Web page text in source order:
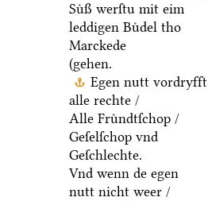
Suͤß werſtu mit eim
leddigen Buͤdel tho
Marckede
(gehen.
Egen nutt vordryfft
alle rechte /
Alle Fruͤndtſchop /
Geſelſchop vnd
Geſchlechte.
Vnd wenn de egen
nutt nicht weer /